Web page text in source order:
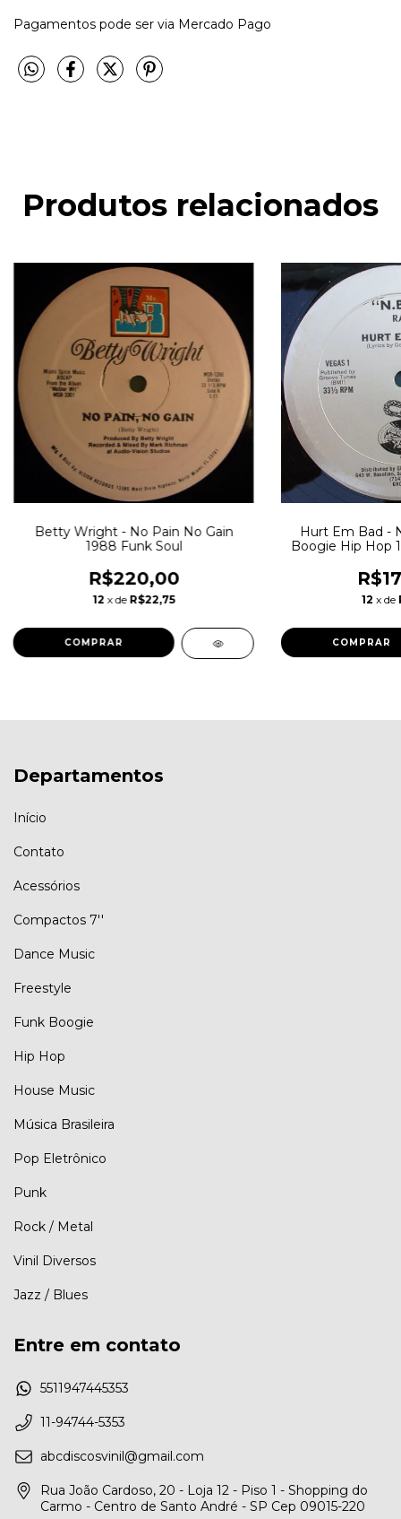
Pagamentos pode ser via Mercado Pago
Produtos relacionados
Betty Wright - No Pain No Gain
1988 Funk Soul
R$220,00
12 x de R$22,75
Hurt Em Bad -
Boogie Hip Hop
12 x de
Departamentos
Início
Contato
Acessórios
Compactos 7''
Dance Music
Freestyle
Funk Boogie
Hip Hop
House Music
Música Brasileira
Pop Eletrônico
Punk
Rock / Metal
Vinil Diversos
Jazz / Blues
Entre em contato
5511947445353
11-94744-5353
abcdiscosvinil@gmail.com
Rua João Cardoso, 20 - Loja 12 - Piso 1 - Shopping do
Carmo - Centro de Santo André - SP Cep 09015-220